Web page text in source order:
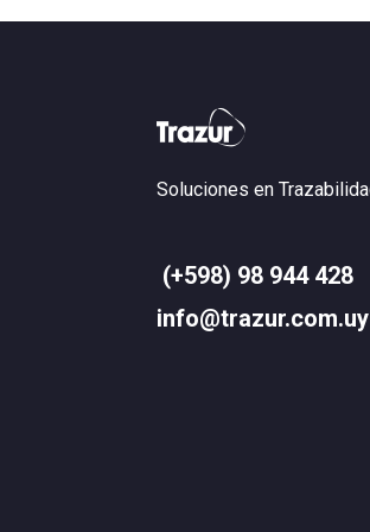
Soluciones en
(+598) 98 944 428
info@trazur.com.uy